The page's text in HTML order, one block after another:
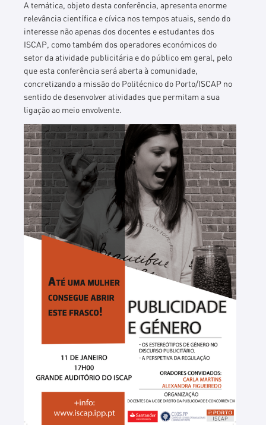
A temática, objeto desta conferência, apresenta enorme
relevância científica e cívica nos tempos atuais, sendo do
interesse não apenas dos docentes e estudantes dos
ISCAP, como também dos operadores económicos do
setor da atividade publicitária e do público em geral, pelo
que esta conferência será aberta à comunidade,
concretizando a missão do Politécnico do Porto/ISCAP no
sentido de desenvolver atividades que permitam a sua
ligação ao meio envolvente.